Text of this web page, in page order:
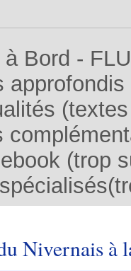
Bord -
(trop
Nivernais à